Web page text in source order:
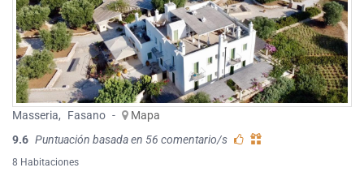
Masseria, Fasano -
Mapa
9.6 Puntuación basada en 56 comentario/s
8 Habitaciones